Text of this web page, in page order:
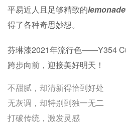
平易近人且足够精致的lemonade
得了各种奇思妙想。
芬琳漆2021年流行色——Y354
跨步向前，迎接美好明天！
不甜腻，却清新得恰到好处
无灰调，却特别到独一无二
打破传统，激发灵感